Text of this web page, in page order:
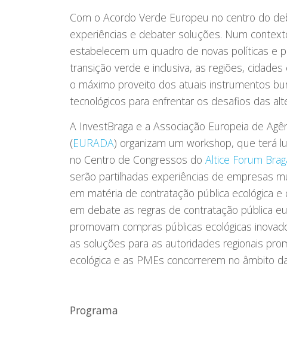
Com o Acordo Verde Europeu no centro do
experiências e debater soluções. Num
estabelecem um quadro de novas políticas e
transição verde e inclusiva, as regiões,
o máximo proveito dos atuais instrumentos
tecnológicos para enfrentar os desafios das
A InvestBraga e a Associação Europeia de
(EURADA) organizam um workshop, que terá
no Centro de Congressos do Altice Forum
serão partilhadas experiências de empresas
em matéria de contratação pública ecológica
em debate as regras de contratação pública
promovam compras públicas ecológicas
as soluções para as autoridades regionais
ecológica e as PMEs concorrerem no âmbito
Programa